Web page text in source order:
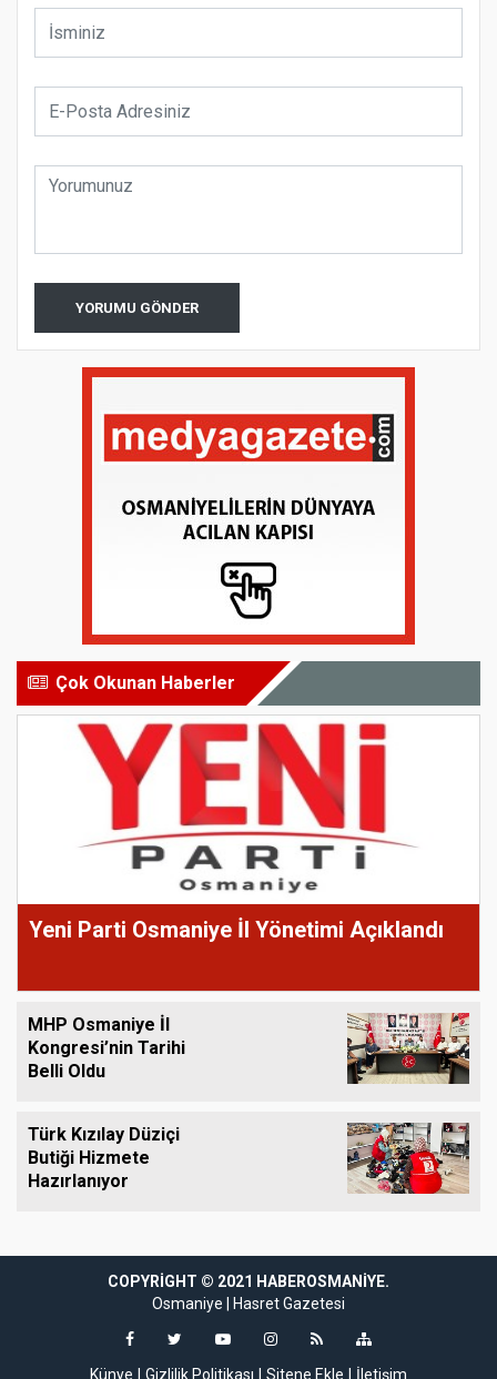
YORUMU GÖNDER
Çok Okunan Haberler
Yeni Parti Osmaniye İl Yönetimi Açıklandı
MHP Osmaniye İl
Kongresi’nin Tarihi
Belli Oldu
Türk Kızılay Düziçi
Butiği Hizmete
Hazırlanıyor
COPYRIGHT © 2021 HABEROSMANIYE.
Osmaniye | Hasret Gazetesi
perabet girişcoinbarcoinbar girişklasbahisklasbahis giriş
Künye Gizlilik Politikası Sitene Ekle İletişim